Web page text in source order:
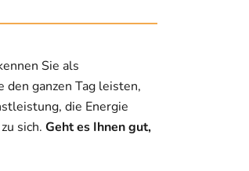
Sie als
den ganzen Tag leisten,
die Energie
sich.Geht es Ihnen gut,